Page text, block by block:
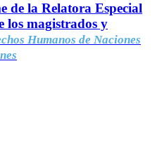
de la Relatora Especial
los magistrados y
Humanos de Naciones